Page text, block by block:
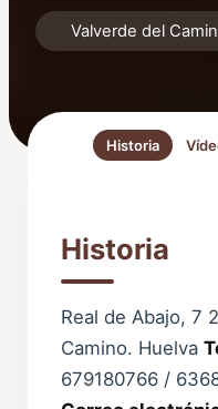
Valverde del
Historia
Historia
Real de Abajo, 7
Camino. Huelva
679180766 /